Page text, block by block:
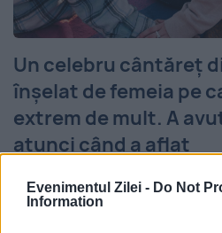
Evenimentul Zilei - Do Not
Information
Un celebru cântăreț
înșelat de femeia pe
extrem de mult. A
atunci când a aflat
13 IUNIE 2023